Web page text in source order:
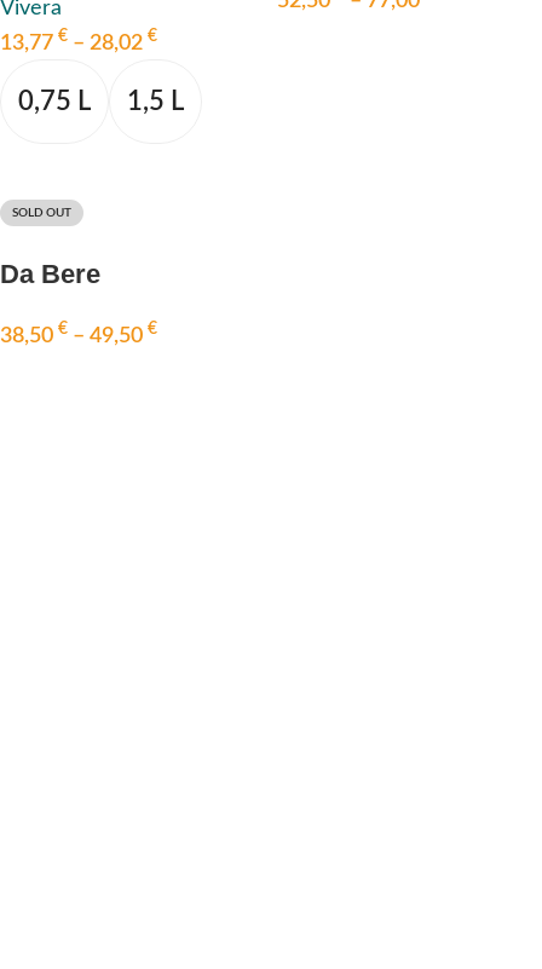
Vivera
13,77 € – 28,02 €
0,75 L 1,5 L
SOLD OUT
Da Bere
38,50 € – 49,50 €